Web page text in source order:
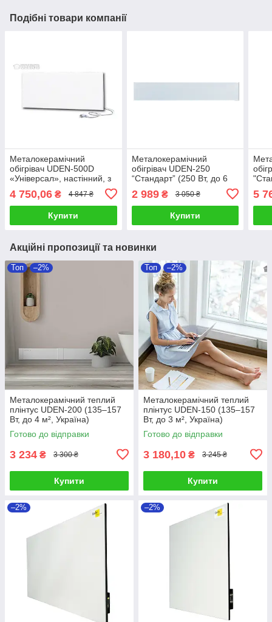
Подібні товари компанії
Металокерамічний
обігрівач UDEN-500D
«Універсал», настінний, з
кабелем 2 м і вилкою, до
10 м²
4 750,06 ₴ 4 847 ₴
Купити
Металокерамічний
обігрівач UDEN-250
“Стандарт” (250 Вт, до 6
2 989₴ 3 050 ₴
Купити
5
Акційні пропозиції та новинки
Топ –2%
Металокерамічний теплий
плінтус UDEN-200 (135–157
Вт, до 4 м², Україна)
Готово до відправки
3 234 ₴ 3 300 ₴
Купити
Топ –2%
Металокерамічний теплий
плінтус UDEN-150 (135–157
Вт, до 3 м², Україна)
Готово до відправки
3 180,10 ₴ 3 245 ₴
Купити
–2% –2%